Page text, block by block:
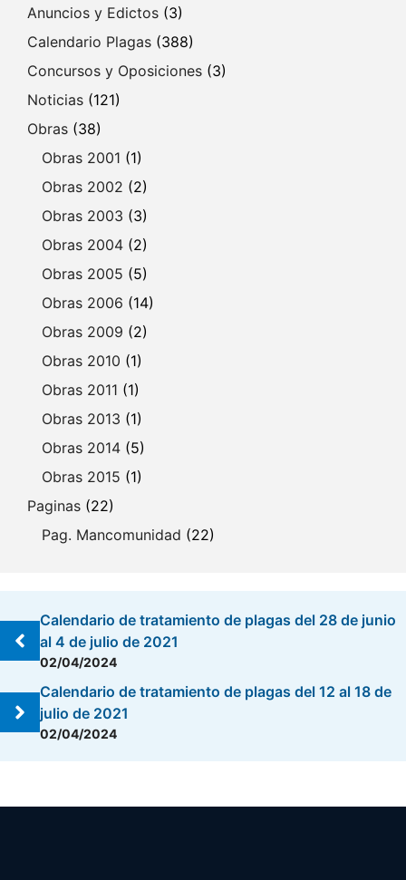
Anuncios y Edictos (3)
Calendario Plagas (388)
Concursos y Oposiciones (3)
Noticias (121)
Obras (38)
Obras 2001 (1)
Obras 2002 (2)
Obras 2003 (3)
Obras 2004 (2)
Obras 2005 (5)
Obras 2006 (14)
Obras 2009 (2)
Obras 2010 (1)
Obras 2011 (1)
Obras 2013 (1)
Obras 2014 (5)
Obras 2015 (1)
Paginas (22)
Pag. Mancomunidad (22)
Calendario de tratamiento de plagas del 28 de junio
al 4 de julio de 2021
02/04/2024
Calendario de tratamiento de plagas del 12 al 18 de
julio de 2021
02/04/2024